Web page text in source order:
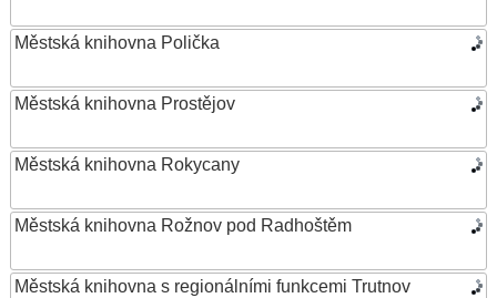
Městská knihovna Polička
Městská knihovna Prostějov
Městská knihovna Rokycany
Městská knihovna Rožnov pod Radhoštěm
Městská knihovna s regionálními funkcemi Trutnov